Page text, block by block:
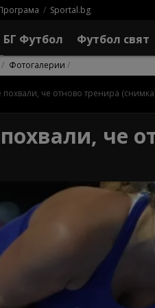
Sportal.bg
БГ Футбол Футбол свят
Фотогалерии
похвали, че отново тренира
че